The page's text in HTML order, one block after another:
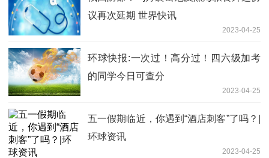
议再次延期 世界快讯
2023-04-25
环球快报:一次过！高分过！四六级加考
的同学今日可查分
2023-04-25
五一假期临近，你遇到“酒店刺客”了吗？|
环球资讯
2023-04-25